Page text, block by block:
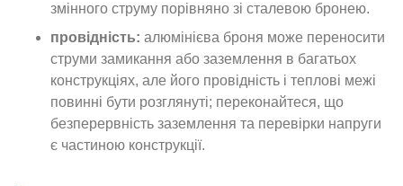
змінного струму порівняно зі сталевою бронею.
провідність: алюмінієва броня може переносити
струми замикання або заземлення в багатьох
конструкціях, але його провідність і теплові межі
повинні бути розглянуті; переконайтеся, що
безперервність заземлення та перевірки напруги
є частиною конструкції.